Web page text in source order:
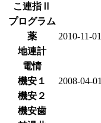
こ連指Ⅱ
プログラム
薬
2010-11-01
地連計
電情
機安１
2008-04-01
機安２
機安歯